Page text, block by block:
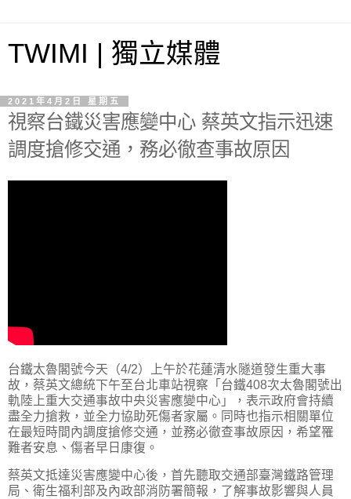
TWIMI | 獨立媒體
2021年4月2日 星期五
視察台鐵災害應變中心 蔡英文指示迅速
調度搶修交通，務必徹查事故原因
台鐵太魯閣號今天（4/2）上午於花蓮清水隧道發生重大事
故，蔡英文總統下午至台北車站視察「台鐵408次太魯閣號出
軌陸上重大交通事故中央災害應變中心」，表示政府會持續
盡全力搶救，並全力協助死傷者家屬。同時也指示相關單位
在最短時間內調度搶修交通，並務必徹查事故原因，希望罹
難者安息、傷者早日康復。
蔡英文抵達災害應變中心後，首先聽取交通部臺灣鐵路管理
局、衛生福利部及內政部消防署簡報，了解事故影響與人員